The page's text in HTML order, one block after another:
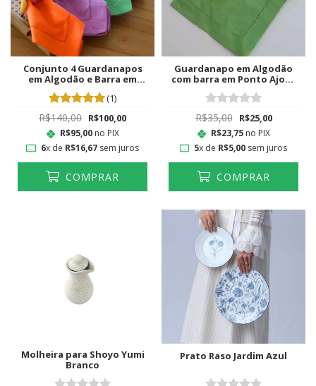
Conjunto 4 Guardanapos
em Algodão e Barra em
Ponto Ajour Colorido
(1)
R$140,00 R$100,00
R$95,00no PIX
6x de R$16,67sem juros
COMPRAR
Guardanapo em Algodão
com barra em Ponto Ajour
Verde Lima
R$35,00 R$25,00
R$23,75no PIX
5x de R$5,00 sem juros
COMPRAR
Molheira para Shoyo Yumi
Branco
Prato Raso Jardim Azul